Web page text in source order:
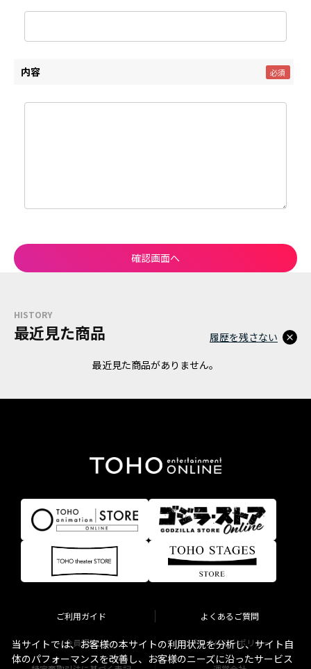
内容
HISTORY
最近見た商品
最近見た商品がありません。
履歴を残さない
ご利用ガイド よくあるご質問
会員規約 プライバシーポリシー
当サイトでは、お客様の本サイトの利用状況を分析し、サイト自
体のパフォーマンスを改善し、お客様のニーズに沿ったサービス